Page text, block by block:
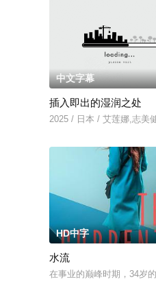
中文字幕
插入即出的湿润之处
2025 / 日本 / 艾莲娜,志美
HD中字
水流
在事业的巅峰时期，34岁